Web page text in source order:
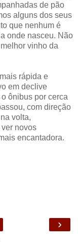
de pão
alguns dos seus
que nenhum é
onde nasceu. Não
vinho da
rápida e
em declive
ônibus por cerca
com direção
volta,
novos
encantadora.
›